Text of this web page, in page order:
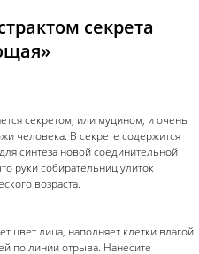
секрета
секретом, или муцином, и очень
человека. В секрете содержится
синтеза новой соединительной
руки собирательниц улиток
возраста.
цвет лица, наполняет клетки влагой
по линии отрыва. Нанесите